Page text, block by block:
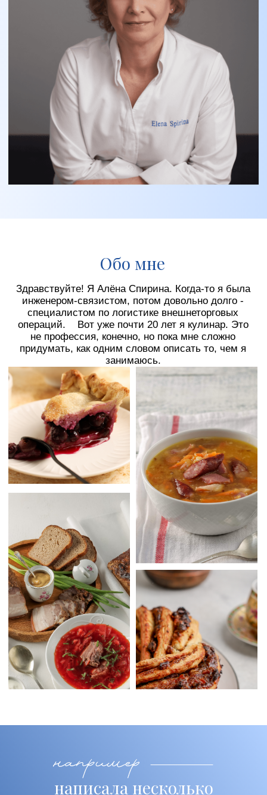
Обо мне
Здравствуйте! Я Алёна Спирина. Когда-то я была
инженером-связистом, потом довольно долго -
специалистом по логистике внешнеторговых
операций. Вот уже почти 20 лет я кулинар. Это
не профессия, конечно, но пока мне сложно
придумать, как одним словом описать то, чем я
занимаюсь.
написала несколько
кулинарных книг
, я не считаю себя
Отредактировала десяток
кулинарных книг, статей, рецептов,
не будучи журналистом или
лингвистом.
Вела несколько телевизионных
программ про еду и выпечку хлеба,
часто мелькала на экранах
федеральных каналов с
комментариями и рассуждениями -
вряд ли это даёт мне право называть
себя телеведущей.
Здесь я проводила мастер-классы, на которых
пекарей и кондитеров - иногда весьма важных
иностранных персон, хотя я не продюсер. Как-
то так, по ситуации.
При моем активном участии в